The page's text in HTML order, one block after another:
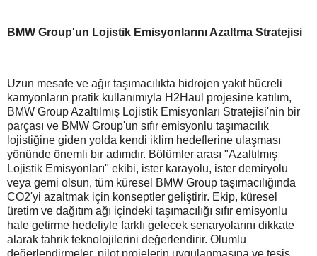
BMW Group'un Lojistik Emisyonlarını Azaltma Stratejisi
Uzun mesafe ve ağır taşımacılıkta hidrojen yakıt hücreli
kamyonların pratik kullanımıyla H2Haul projesine katılım,
BMW Group Azaltılmış Lojistik Emisyonları Stratejisi'nin bir
parçası ve BMW Group'un sıfır emisyonlu taşımacılık
lojistiğine giden yolda kendi iklim hedeflerine ulaşması
yönünde önemli bir adımdır. Bölümler arası "Azaltılmış
Lojistik Emisyonları" ekibi, ister karayolu, ister demiryolu
veya gemi olsun, tüm küresel BMW Group taşımacılığında
CO2'yi azaltmak için konseptler geliştirir. Ekip, küresel
üretim ve dağıtım ağı içindeki taşımacılığı sıfır emisyonlu
hale getirme hedefiyle farklı gelecek senaryolarını dikkate
alarak tahrik teknolojilerini değerlendirir. Olumlu
değerlendirmeler, pilot projelerin uygulanmasına ve tesis